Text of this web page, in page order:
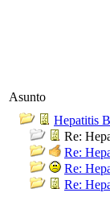
Asunto
Hepatitis B
Re:
Re:
Re:
Re: